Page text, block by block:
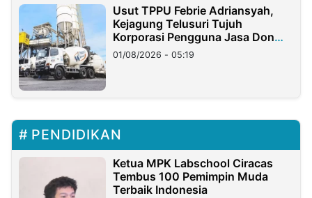
Usut TPPU Febrie Adriansyah,
Kejagung Telusuri Tujuh
Korporasi Pengguna Jasa Don
Ritto
01/08/2026 - 05:19
PENDIDIKAN
Ketua MPK Labschool Ciracas
Tembus 100 Pemimpin Muda
Terbaik Indonesia